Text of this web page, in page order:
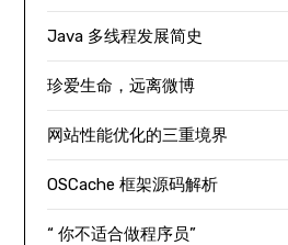
Java 多线程发展简史
珍爱生命，远离微博
网站性能优化的三重境界
OSCache 框架源码解析
“ 你不适合做程序员”